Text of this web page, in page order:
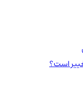
است؟